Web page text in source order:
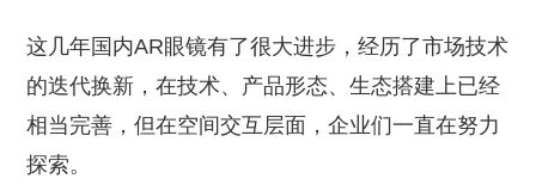
这几年国内AR眼镜有了很大进步，经历了市场技术
的迭代换新，在技术、产品形态、生态搭建上已经
相当完善，但在空间交互层面，企业们一直在努力
探索。